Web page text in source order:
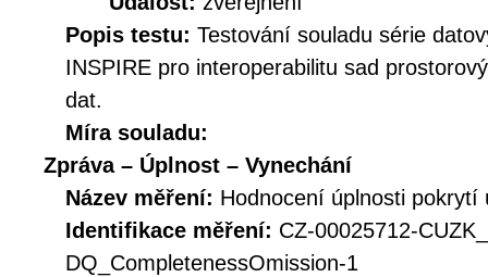
Popis testu: Testování souladu série
INSPIRE pro interoperabilitu sad
dat.
Míra souladu:
Zpráva – Úplnost – Vynechání
Název měření: Hodnocení úplnosti
Identifikace měření: CZ-00025712-
DQ_CompletenessOmission-1